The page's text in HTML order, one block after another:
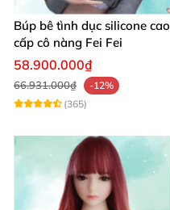
Búp bê tình dục silicone cao
cấp cô nàng Fei Fei
58.900.000₫
66.931.000₫
-12%
(365)